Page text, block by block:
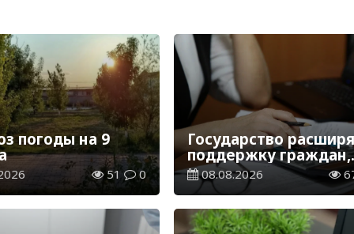
погоды на 9
51 0
Государство
поддержку граждан,
переезжающих в
регионы для работы
08.08.2026